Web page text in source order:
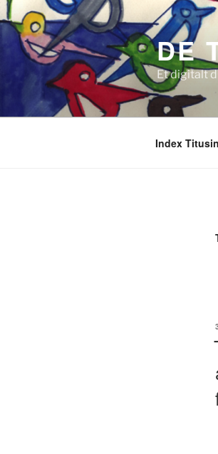
Videre
til
indhold
DE
Et digitalt
Index